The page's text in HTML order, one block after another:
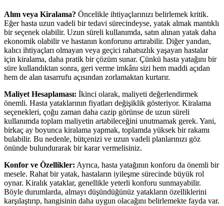
Alım veya Kiralama? Öncelikle ihtiyaçlarınızı belirlemek kritik.
Eğer hasta uzun vadeli bir tedavi sürecindeyse, yatak almak mantıklı
bir seçenek olabilir. Uzun süreli kullanımda, satın alınan yatak daha
ekonomik olabilir ve hastanın konforunu artırabilir. Diğer yandan,
kalıcı ihtiyaçları olmayan veya geçici rahatsızlık yaşayan hastalar
için kiralama, daha pratik bir çözüm sunar. Çünkü hasta yatağını bir
süre kullandıktan sonra, geri verme imkânı sizi hem maddi açıdan
hem de alan tasarrufu açısından zorlamaktan kurtarır.
Maliyet Hesaplaması: İkinci olarak, maliyeti değerlendirmek
önemli. Hasta yataklarının fiyatları değişiklik gösteriyor. Kiralama
seçenekleri, çoğu zaman daha cazip görünse de uzun süreli
kullanımda toplam maliyetin artabileceğini unutmamak gerek. Yani,
birkaç ay boyunca kiralama yapmak, toplamda yüksek bir rakamı
bulabilir. Bu nedenle, bütçenizi ve uzun vadeli planlarınızı göz
önünde bulundurarak bir karar vermelisiniz.
Konfor ve Özellikler: Ayrıca, hasta yatağının konforu da önemli bir
mesele. Rahat bir yatak, hastaların iyileşme sürecinde büyük rol
oynar. Kiralık yataklar, genellikle yeterli konforu sunmayabilir.
Böyle durumlarda, almayı düşündüğünüz yatakların özelliklerini
karşılaştırıp, hangisinin daha uygun olacağını belirlemekte fayda var.